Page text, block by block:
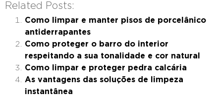
Related Posts:
Como limpar e manter pisos de porcelânico
antiderrapantes
Como proteger o barro do interior
respeitando a sua tonalidade e cor natural
Como limpar e proteger pedra calcária
As vantagens das soluções de limpeza
instantânea